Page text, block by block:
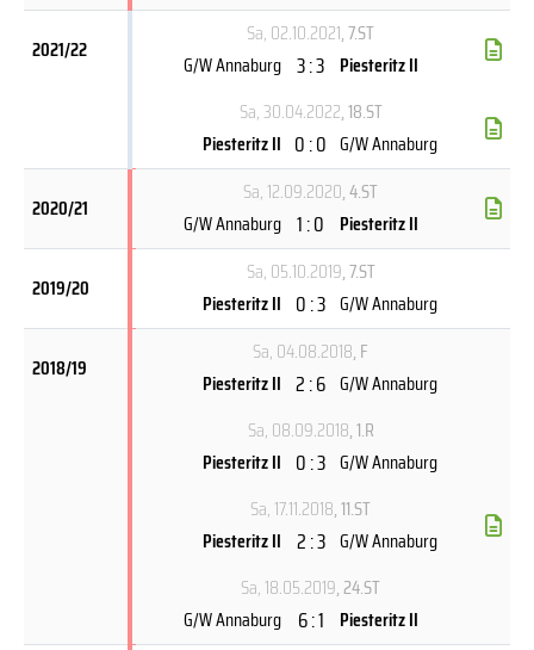
2021/22
Sa, 02.10.2021, 7.ST
G/W Annaburg 3 : 3 Piesteritz II
Sa, 30.04.2022, 18.ST
Piesteritz II 0 : 0 G/W Annaburg
2020/21
Sa, 12.09.2020, 4.ST
G/W Annaburg 1 : 0 Piesteritz II
2019/20
Sa, 05.10.2019, 7.ST
Piesteritz II 0 : 3 G/W Annaburg
2018/19
Sa, 04.08.2018, F
Piesteritz II 2 : 6 G/W Annaburg
Sa, 08.09.2018, 1.R
Piesteritz II 0 : 3 G/W Annaburg
Sa, 17.11.2018, 11.ST
Piesteritz II 2 : 3 G/W Annaburg
Sa, 18.05.2019, 24.ST
G/W Annaburg 6 : 1 Piesteritz II